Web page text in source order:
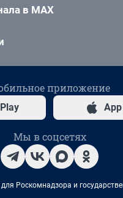
в MAX
приложение
Мы в соцсетях
Роскомнадзора и